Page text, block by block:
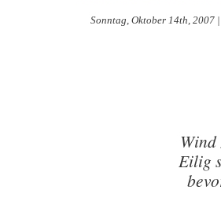
Sonntag, Oktober 14th, 2007 |
Wind
Eilig